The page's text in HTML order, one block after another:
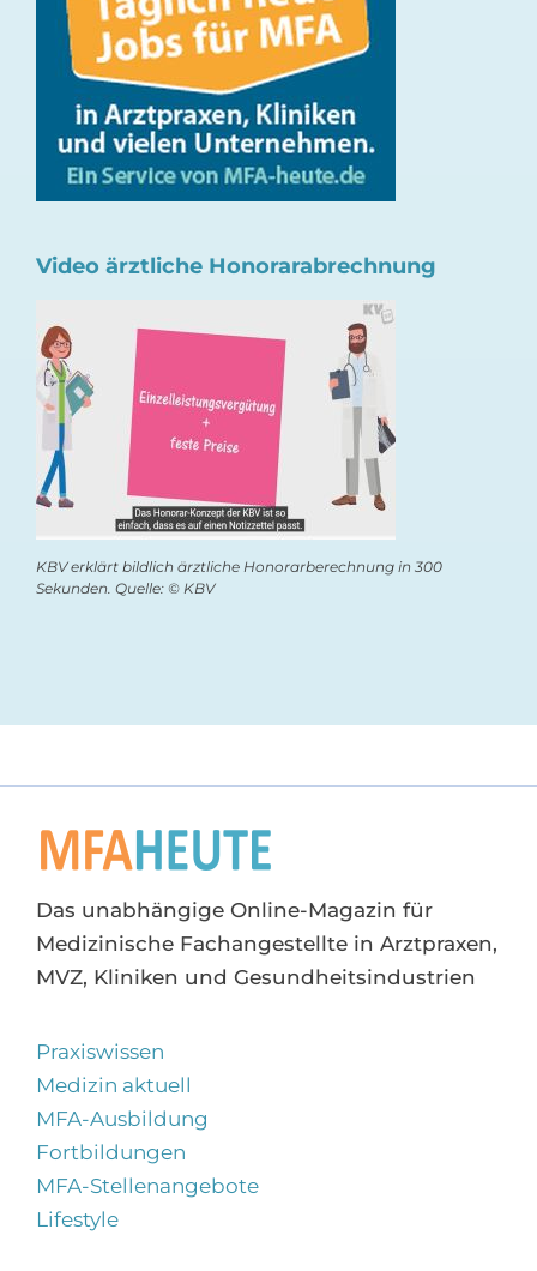
Video ärztliche Honorarabrechnung
KBV erklärt bildlich ärztliche Honorarberechnung in 300
Sekunden. Quelle: © KBV
Das unabhängige Online-Magazin für
Medizinische Fachangestellte in Arztpraxen,
MVZ, Kliniken und Gesundheitsindustrien
Praxiswissen
Medizin aktuell
MFA-Ausbildung
Fortbildungen
MFA-Stellenangebote
Lifestyle